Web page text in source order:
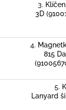
3D
815
Lanyard